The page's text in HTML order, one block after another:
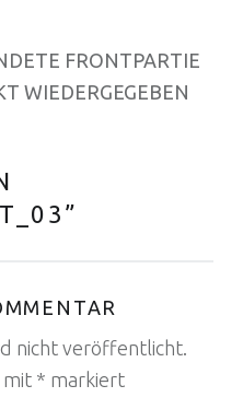
FRONTPARTIE
WIEDERGEGEBEN
”
nicht veröffentlicht.
mit * markiert